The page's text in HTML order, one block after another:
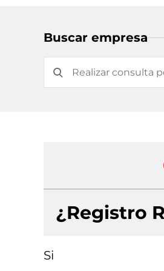
Buscar empresa
¿Registro
Si